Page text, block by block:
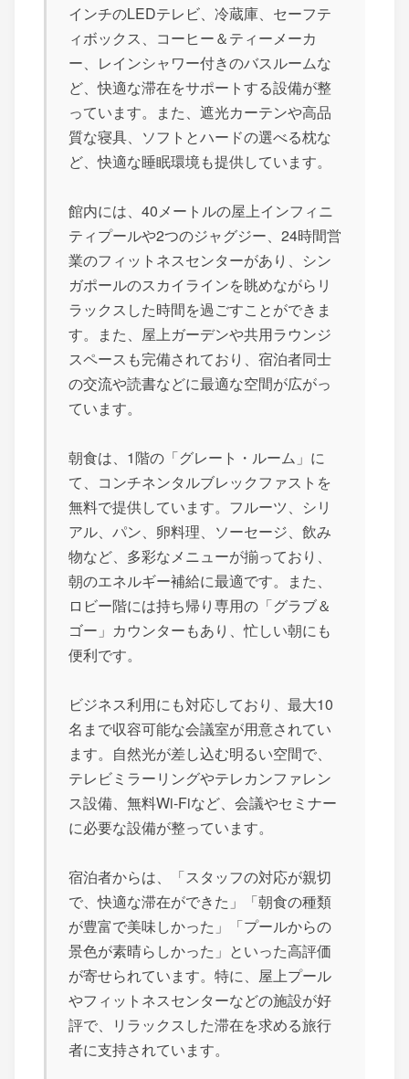
インチのLEDテレビ、冷蔵庫、セーフテ
ィボックス、コーヒー＆ティーメーカ
ー、レインシャワー付きのバスルームな
ど、快適な滞在をサポートする設備が整
っています。また、遮光カーテンや高品
質な寝具、ソフトとハードの選べる枕な
ど、快適な睡眠環境も提供しています。
館内には、40メートルの屋上インフィニ
ティプールや2つのジャグジー、24時間営
業のフィットネスセンターがあり、シン
ガポールのスカイラインを眺めながらリ
ラックスした時間を過ごすことができま
す。また、屋上ガーデンや共用ラウンジ
スペースも完備されており、宿泊者同士
の交流や読書などに最適な空間が広がっ
ています。
朝食は、1階の「グレート・ルーム」に
て、コンチネンタルブレックファストを
無料で提供しています。フルーツ、シリ
アル、パン、卵料理、ソーセージ、飲み
物など、多彩なメニューが揃っており、
朝のエネルギー補給に最適です。また、
ロビー階には持ち帰り専用の「グラブ＆
ゴー」カウンターもあり、忙しい朝にも
便利です。
ビジネス利用にも対応しており、最大10
名まで収容可能な会議室が用意されてい
ます。自然光が差し込む明るい空間で、
テレビミラーリングやテレカンファレン
ス設備、無料Wi-Fiなど、会議やセミナー
に必要な設備が整っています。
宿泊者からは、「スタッフの対応が親切
で、快適な滞在ができた」「朝食の種類
が豊富で美味しかった」「プールからの
景色が素晴らしかった」といった高評価
が寄せられています。特に、屋上プール
やフィットネスセンターなどの施設が好
評で、リラックスした滞在を求める旅行
者に支持されています。